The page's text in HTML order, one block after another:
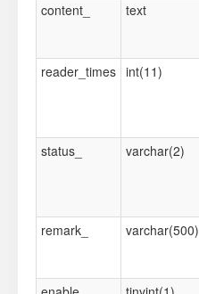
content_ text
reader_times int(11)
status_ varchar(2)
remark_ varchar(500)